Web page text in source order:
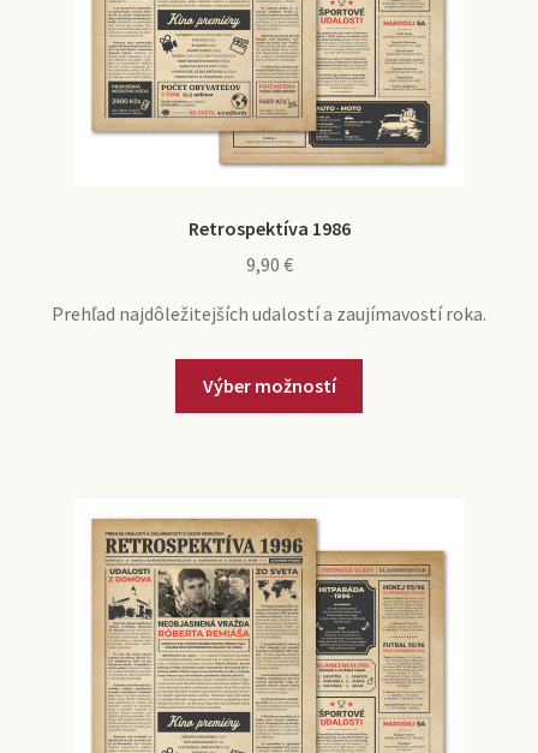
Retrospektíva 1986
9,90 €
Prehľad najdôležitejších udalostí a zaujímavostí roka.
Výber možností